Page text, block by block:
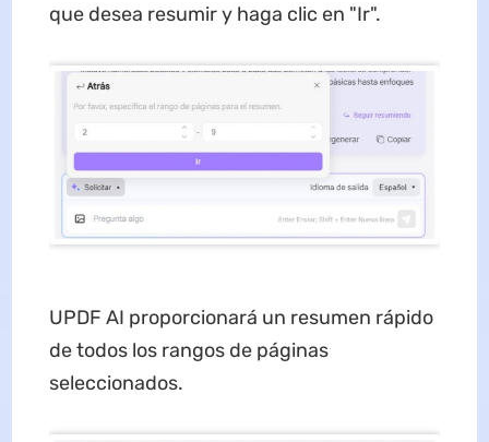
que desea resumir y haga clic en "Ir".
UPDF AI proporcionará un resumen rápido
de todos los rangos de páginas
seleccionados.